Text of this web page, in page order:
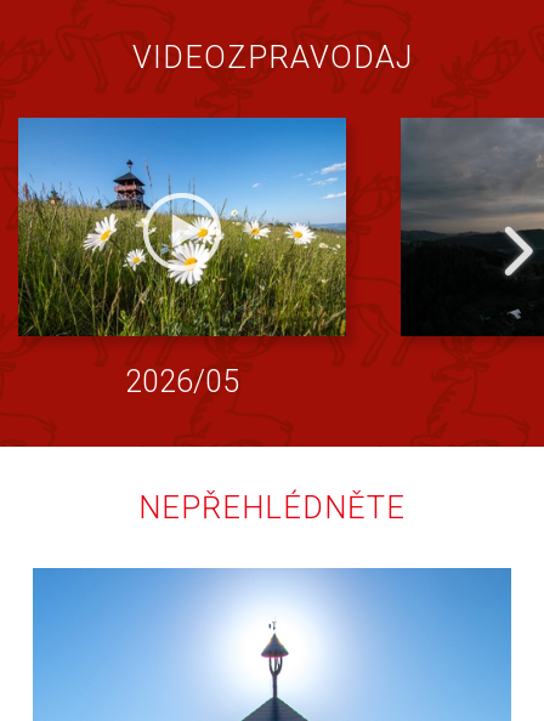
VIDEOZPRAVODAJ
2026/05
NEPŘEHLÉDNĚTE